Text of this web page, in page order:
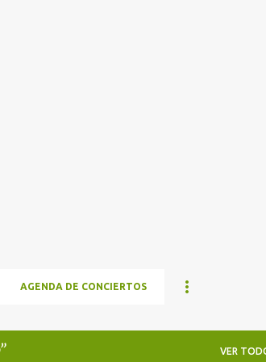
AGENDA DE CONCIERTOS
VER